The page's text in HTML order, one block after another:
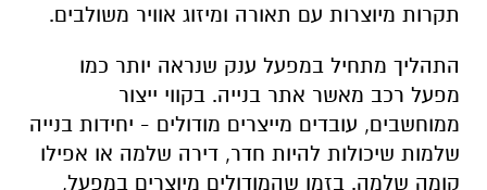
תקרות מיוצרות עם תאורה ומיזוג אוויר משולבים.
התהליך מתחיל במפעל ענק שנראה יותר כמו
מפעל רכב מאשר אתר בנייה. בקווי ייצור
ממוחשבים, עובדים מייצרים מודולים - יחידות בנייה
שלמות שיכולות להיות חדר, דירה שלמה או אפילו
קומה שלמה. בזמן שהמודולים מיוצרים במפעל,